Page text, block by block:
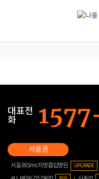
대표전
화
서울365mc지방흡입병원 UPGRADE